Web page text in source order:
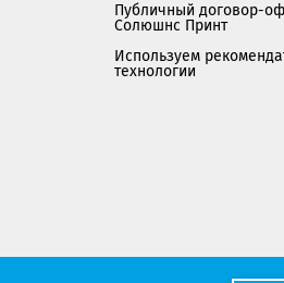
Публичный договор-
Солюшнс Принт
Используем
технологии